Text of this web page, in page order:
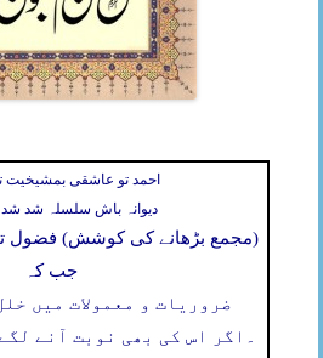
احمد تو عاشقی بمشیخیت
دیوانہ باش سلسلہ شد
(مجمع بڑھانے کی کوشش) فضول
جب کہ
ضروریات و معمولات میں
اگر اس کی بھی نوبت آنے